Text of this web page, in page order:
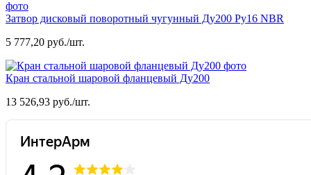
Затвор дисковый поворотный чугунный Ду200 Ру16 NBR
5 777,20 руб./шт.
Кран стальной шаровой фланцевый Ду200
13 526,93 руб./шт.